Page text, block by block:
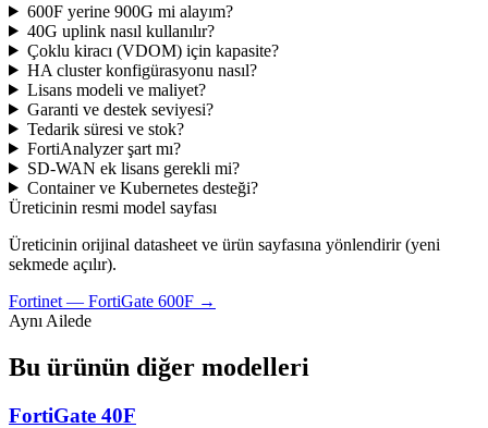
600F yerine 900G mi alayım?
40G uplink nasıl kullanılır?
Çoklu kiracı (VDOM) için kapasite?
HA cluster konfigürasyonu nasıl?
Lisans modeli ve maliyet?
Garanti ve destek seviyesi?
Tedarik süresi ve stok?
FortiAnalyzer şart mı?
SD-WAN ek lisans gerekli mi?
Container ve Kubernetes desteği?
Üreticinin resmi model sayfası
Üreticinin orijinal datasheet ve ürün sayfasına yönlendirir (yeni
sekmede açılır).
Fortinet — FortiGate 600F →
Aynı Ailede
Bu ürünün diğer modelleri
FortiGate 40F